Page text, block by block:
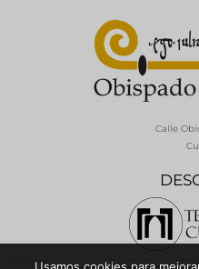
Calle